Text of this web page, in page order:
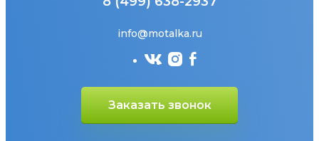
info@motalka.ru
Заказать звонок